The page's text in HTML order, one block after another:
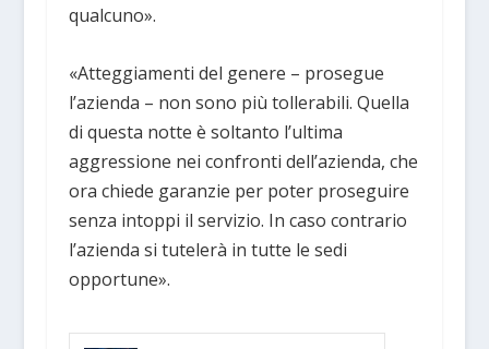
qualcuno».
«Atteggiamenti del genere – prosegue
l’azienda – non sono più tollerabili. Quella
di questa notte è soltanto l’ultima
aggressione nei confronti dell’azienda, che
ora chiede garanzie per poter proseguire
senza intoppi il servizio. In caso contrario
l’azienda si tutelerà in tutte le sedi
opportune».